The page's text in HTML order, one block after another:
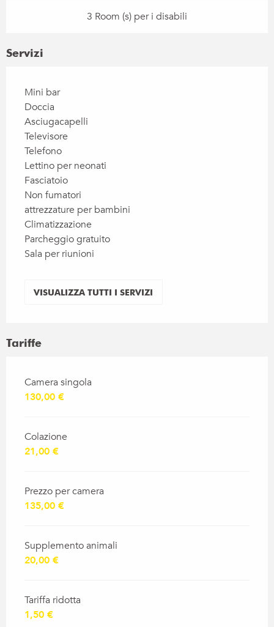
3 Room (s) per i disabili
Servizi
Mini bar
Doccia
Asciugacapelli
Televisore
Telefono
Lettino per neonati
Fasciatoio
Non fumatori
attrezzature per bambini
Climatizzazione
Parcheggio gratuito
Sala per riunioni
VISUALIZZA TUTTI I SERVIZI
Tariffe
Tariffe 2026
Camera singola
130,00 €
Colazione
21,00 €
Prezzo per camera
135,00 €
Supplemento animali
20,00 €
Tariffa ridotta
1,50 €